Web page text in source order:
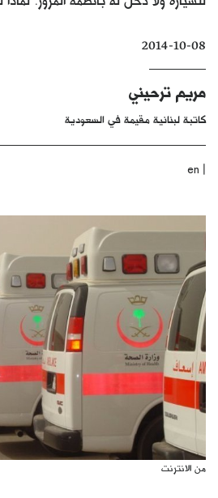
الأرشيف
2014-10-08
مريم ترحيني
كاتبة لبنانية مقيمة في السعودية
|
en
من الانترنت